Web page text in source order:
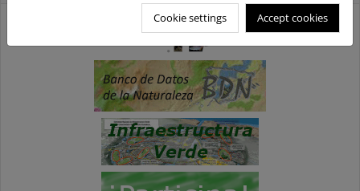
Cookie settings Accept cookies